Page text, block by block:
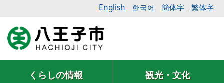
English 한국어 簡体字 繁体字
くらしの情報 観光・文化